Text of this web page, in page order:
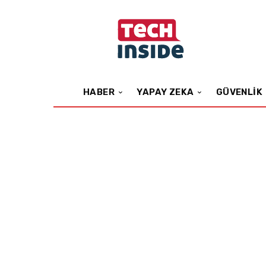
HABER YAPAY ZEKA GÜVENLIK